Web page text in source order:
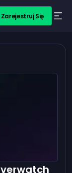
Zarejestruj Się